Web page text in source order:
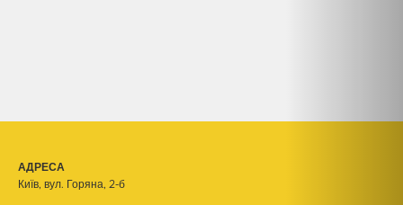
АДРЕСА
Київ, вул. Горяна, 2-б